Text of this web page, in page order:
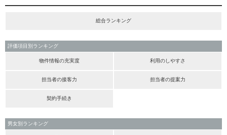
総合ランキング
評価項目別ランキング
物件情報の充実度 利用のしやすさ
担当者の接客力 担当者の提案力
契約手続き
男女別ランキング